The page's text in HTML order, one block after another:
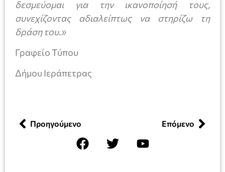
δεσμεύομαι για την ικανοποίησή τους,
συνεχίζοντας αδιαλείπτως να στηρίζω τη
δράση του.»
Γραφείο Τύπου
Δήμου Ιεράπετρας
Προηγούμενο Επόμενο